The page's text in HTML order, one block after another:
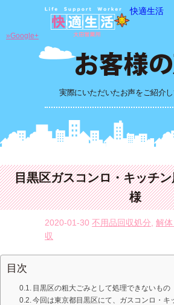
快適生活
実際にいただいたお声をご紹介し
»Google+
目黒区ガスコンロ・キッチ
様
2020-01-30 不用品回収処分 解
収
目次
目黒区の粗大ごみとして処理できないもの
今回は東京都目黒区にて、ガスコンロ・キ